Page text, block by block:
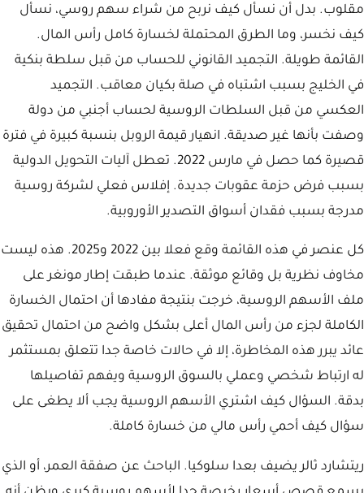
مقلوب. بدل أن نسأل كيف نربح من شراء سهم روسي، نسأل
كيف نخسر، وما الطرق المحتملة لخسارة كامل رأس المال.
القائمة طويلة. التجميد القانوني للحساب من قبل سلطة بنكية
في الخليج بسبب اشتباه في صلة بكيان معاقب. التجميد
العكسي من قبل السلطات الروسية لحساب أجنبي من دولة
وصفت بأنها غير صديقة. انهيار قيمة الروبل بنسبة كبيرة في فترة
قصيرة كما حصل في مارس 2022. تعطل آليات التحويل الدولية
بسبب فرض حزمة عقوبات جديدة. إفلاس فعلي لشركة روسية
مدرجة بسبب فقدان أسواق التصدير الأوروبية.
كل عنصر في هذه القائمة وقع فعلا بين 2022 و2025. هذه ليست
مخاوف نظرية بل وقائع موثقة. عندما طبقت إطار مونغر على
ملف الأسهم الروسية، خرجت بنتيجة مفادها أن احتمال الخسارة
الكاملة لجزء من رأس المال أعلى بشكل واضح من احتمال تحقيق
عائد يبرر هذه المخاطرة، إلا في حالات خاصة جدا تتعلق بمستثمر
له ارتباط شخصي وعملي بالسوق الروسية ويفهم تفاصيلها
بدقة. السؤال كيف اشتري الأسهم الروسية يجب ألا يطغى على
سؤال كيف أحمي رأس مالي من خسارة كاملة.
ريتشارد ثالر يضيف بعدا سلوكيا. الباحث عن صفقة العمر، أو الذي